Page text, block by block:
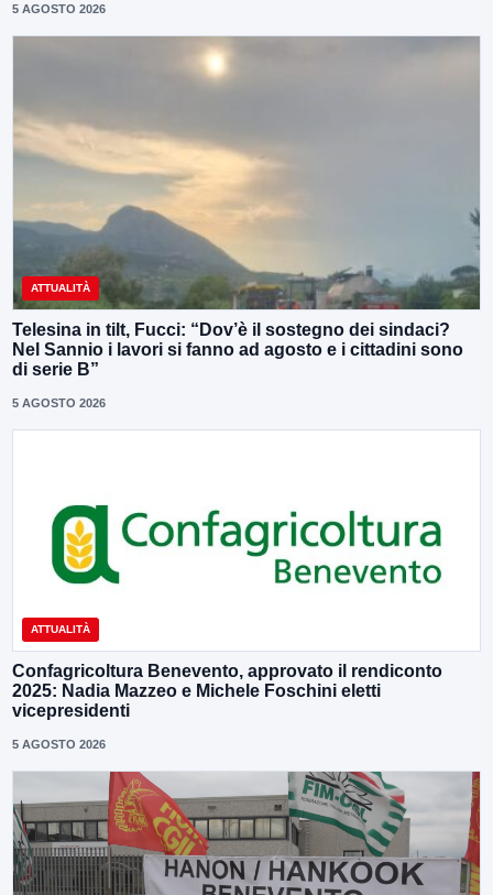
5 AGOSTO 2026
ATTUALITÀ
Telesina in tilt, Fucci: “Dov’è il sostegno dei sindaci?
Nel Sannio i lavori si fanno ad agosto e i cittadini sono
di serie B”
5 AGOSTO 2026
ATTUALITÀ
Confagricoltura Benevento, approvato il rendiconto
2025: Nadia Mazzeo e Michele Foschini eletti
vicepresidenti
5 AGOSTO 2026